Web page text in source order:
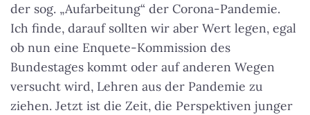
der sog. „Aufarbeitung“ der Corona-Pandemie.
Ich finde, darauf sollten wir aber Wert legen, egal
ob nun eine Enquete-Kommission des
Bundestages kommt oder auf anderen Wegen
versucht wird, Lehren aus der Pandemie zu
ziehen. Jetzt ist die Zeit, die Perspektiven junger